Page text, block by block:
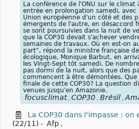
La conférence de l'ONU sur le climat
entrée en prolongation samedi, avec
Union européenne d'un côté et des
émergents de l'autre, en désaccord
se sont poursuivies dans la nuit de
que la COP30 devait s'achever
semaines de travaux. Où en est-on
part", répond la ministre française
écologique, Monique Barbut, en
les Vingt-Sept tôt samedi. De
pas dormi de la nuit, alors que des
commencent à être démontées.
finale de cette COP30? La question
venues jusqu'en Amazonie.
focusclimat COP30 Brésil
La COP30 dans l'impasse : on
(22/11) - Afp ,